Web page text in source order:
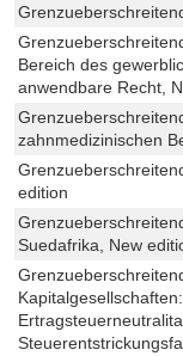
Bereich des
anwendbare Recht,
zahnmedizinischen
edition
Suedafrika, New